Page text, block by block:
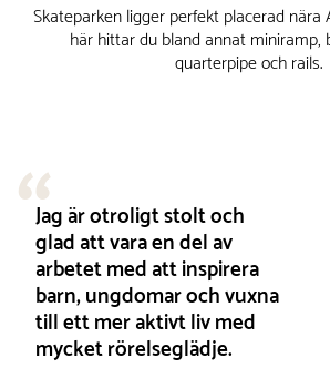
Skateparken ligger perfekt placerad nära
här hittar du bland annat miniramp,
quarterpipe och rails.
Jag är otroligt stolt och
glad att vara en del av
arbetet med att inspirera
barn, ungdomar och vuxna
till ett mer aktivt liv med
mycket rörelseglädje.